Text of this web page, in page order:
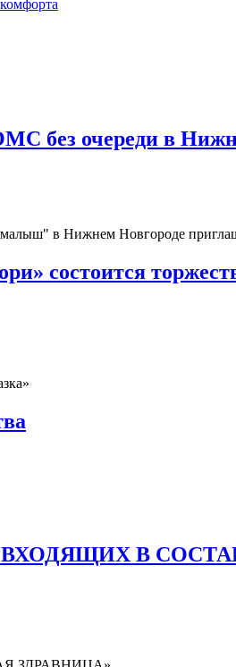
без очереди в
малыш" в Нижнем Новгороде
состоится
В